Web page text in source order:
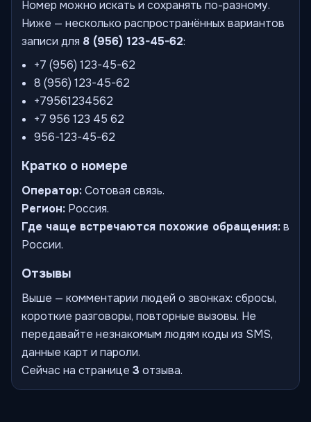
Номер можно искать и сохранять по-разному.
Ниже — несколько распространённых вариантов
записи для 8 (956) 123-45-62:
+7 (956) 123-45-62
8 (956) 123-45-62
+79561234562
+7 956 123 45 62
956-123-45-62
Кратко о номере
Оператор:Сотовая связь.
Регион: Россия.
Где чаще встречаются похожие обращения:в
России.
Отзывы
Выше — комментарии людей о звонках: сбросы,
короткие разговоры, повторные вызовы. Не
передавайте незнакомым людям коды из SMS,
данные карт и пароли.
Сейчас на странице 3 отзыва.